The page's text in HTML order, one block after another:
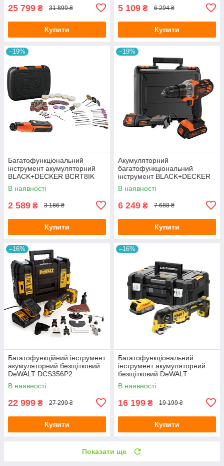
25 799 ₴ 31 899 ₴
Купити
5 109 ₴ 6 294 ₴
Купити
–19%
Багатофункціональний
інструмент акумуляторний
BLACK+DECKER BCRT8IK
В наявності
2 589 ₴ 3 186 ₴
Купити
–19%
Акумуляторний
багатофункціональний
інструмент BLACK+DECKER
MT218KB
В наявності
6 249 ₴ 7 688 ₴
Купити
–16%
Багатофункційний інструмент
акумуляторний безщітковий
DeWALT DCS356P2
В наявності
22 999 ₴ 27 299 ₴
Купити
–16%
Багатофункціональний
інструмент акумуляторний
безщітковий DeWALT
DCS356E1T
В наявності
16 199 ₴ 19 199 ₴
Купити
Показати ще